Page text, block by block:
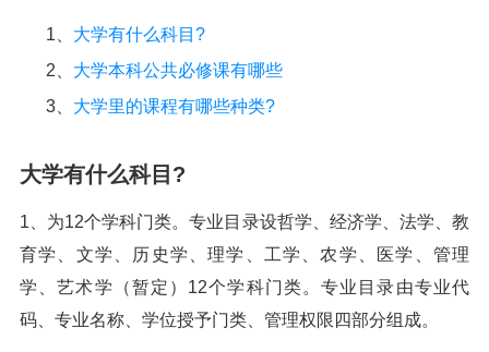
1、 大学有什么科目?
2、 大学本科公共必修课有哪些
3、 大学里的课程有哪些种类?
大学有什么科目?
1、为12个学科门类。专业目录设哲学、经济学、法学、教
育学、文学、历史学、理学、工学、农学、医学、管理
学、艺术学（暂定）12个学科门类。专业目录由专业代
码、专业名称、学位授予门类、管理权限四部分组成。